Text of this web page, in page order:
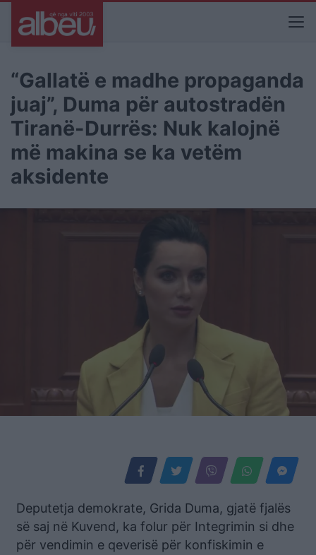
“Gallatë e madhe propaganda
juaj”, Duma për autostradën
Tiranë-Durrës: Nuk kalojnë
më makina se ka vetëm
aksidente
Deputetja demokrate, Grida Duma, gjatë fjalës
së saj në Kuvend, ka folur për Integrimin si dhe
për vendimin e qeverisë për konfiskimin e